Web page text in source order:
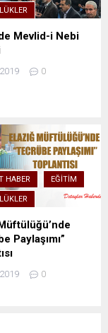
Mevlid-i Nebi
0
HABER EĞITIM
Paylaşımı”
0